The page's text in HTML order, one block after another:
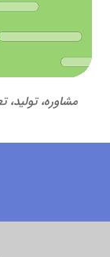
مشاوره،